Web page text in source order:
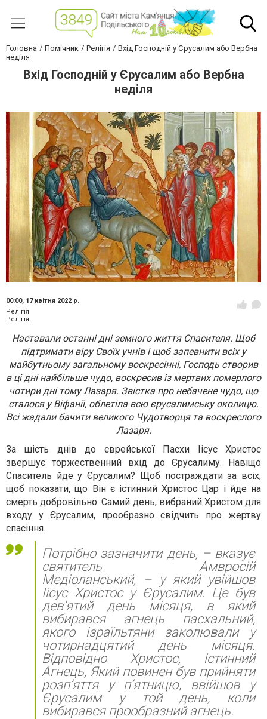
Головна Помічник Релігія
Вхід Господній у Єрусалим або Вербна
неділя
Вхід Господній у Єрусалим або Вербна
неділя
00:00, 17 квітня 2022 р.
Релігія
Релігія
Наставали останні дні земного життя Спасителя. Щоб
підтримати віру Своїх учнів і щоб запевнити всіх у
майбутньому загальному воскресінні, Господь створив
в ці дні найбільше чудо, воскресив із мертвих померлого
чотири дні тому Лазаря. Звістка про небачене чудо, що
сталося у Віфанії, облетіла всю єрусалимську околицю.
Всі жадали бачити великого Чудотворця та воскреслого
Лазаря.
За шість днів до єврейської Пасхи Іісус Христос
звершує торжественний вхід до Єрусалиму. Навіщо
Спаситель йде у Єрусалим? Щоб постраждати за всіх,
щоб показати, що Він є істинний Христос Цар і йде на
смерть добровільно. Самий день, вибраний Христом для
входу у Єрусалим, прообразно свідчить про жертву
спасіння.
Потрібно зазначити день, – вказує
святитель Амвросій
Медіоланський, – у який увійшов
Іісус Христос у Єрусалим. Це був
дев’ятий день місяця, в який
вибирався агнець пасхальний,
якого ізраїльтяни заколювали у
чотирнадцятий день місяця.
Відповідно Христос, істинний
Агнець, Який повинен був прийняти
розп’яття у п’ятницю, ввійшов у
Єрусалим у той день, коли
вибирався прообразний агнець.